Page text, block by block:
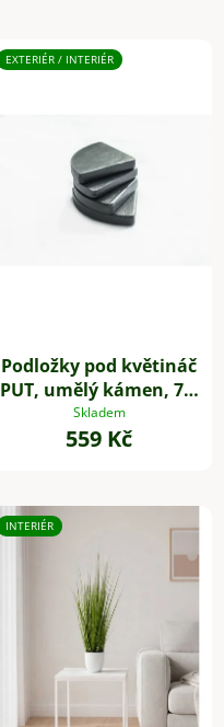
EXTERIÉR / INTERIÉR
Podložky pod květináč
PUT, umělý kámen, 7 x
7 cm, 4-set, šedé
Skladem
559 Kč
INTERIÉR